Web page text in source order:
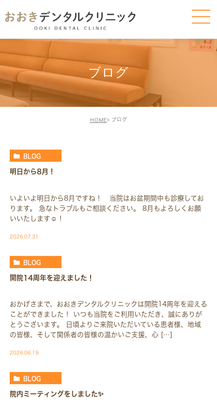
ブログ
HOME ブログ
BLOG
明日から8月！
いよいよ明日から8月ですね！ 当院はお盆期間中も診療してお
ります。 急なトラブルもご相談ください。 8月もよろしくお願
いいたします☺️！
2026.07.31
BLOG
開院14周年を迎えました！
おかげさまで、おおきデンタルクリニックは開院14周年を迎える
ことができました！ いつも当院をご利用いただき、誠にありが
とうございます。 日頃よりご来院いただいている患者様、地域
の皆様、そして関係者の皆様の温かいご支援、心 […]
2026.06.19
BLOG
院内ミーティングをしました✨